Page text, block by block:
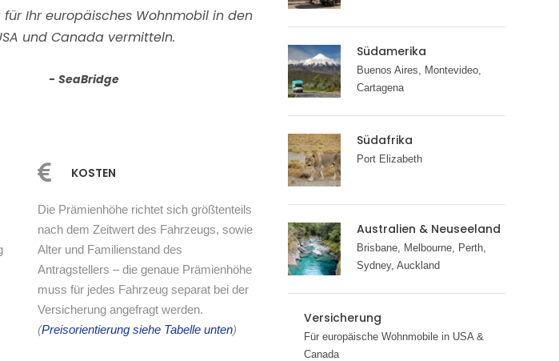
für Ihr europäisches Wohnmobil in den
und Canada vermitteln.
SeaBridge
KOSTEN
Die Prämienhöhe richtet sich größtenteils
nach dem Zeitwert des Fahrzeugs, sowie
Alter und Familienstand des
Antragstellers – die genaue Prämienhöhe
muss für jedes Fahrzeug separat bei der
Versicherung angefragt werden.
(Preisorientierung siehe Tabelle unten)
Südamerika
Buenos Aires, Montevideo,
Cartagena
Südafrika
Port Elizabeth
Australien & Neuseeland
Brisbane, Melbourne, Perth,
Sydney, Auckland
Versicherung
Für europäische Wohnmobile in USA &
Canada